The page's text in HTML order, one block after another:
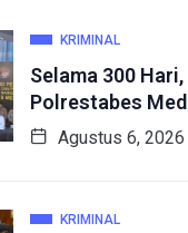
KRIMINAL
Selama 300 Hari,
Polrestabes
Agustus 6, 2026
KRIMINAL